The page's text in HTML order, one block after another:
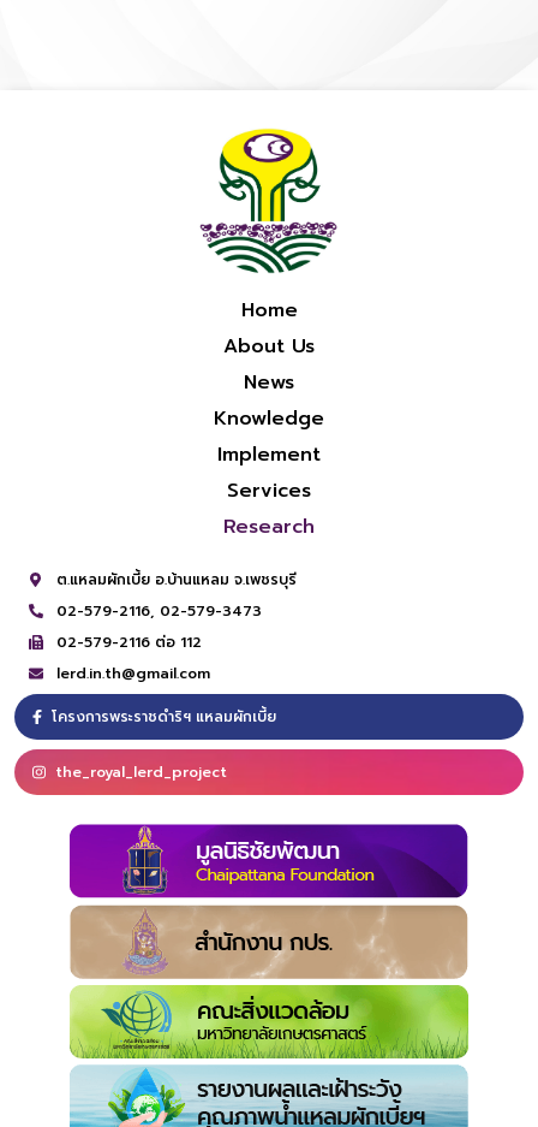
Home
About Us
News
Knowledge
Implement
Services
Research
ต.แหลมผักเบี้ย อ.บ้านแหลม จ.เพชรบุรี
02-579-2116, 02-579-3473
02-579-2116 ต่อ 112
lerd.in.th@gmail.com
โครงการพระราชดำริฯ แหลมผักเบี้ย
the_royal_lerd_project